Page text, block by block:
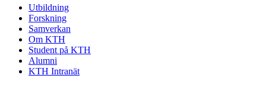
Utbildning
Forskning
Samverkan
Om KTH
Student på KTH
Alumni
KTH Intranät